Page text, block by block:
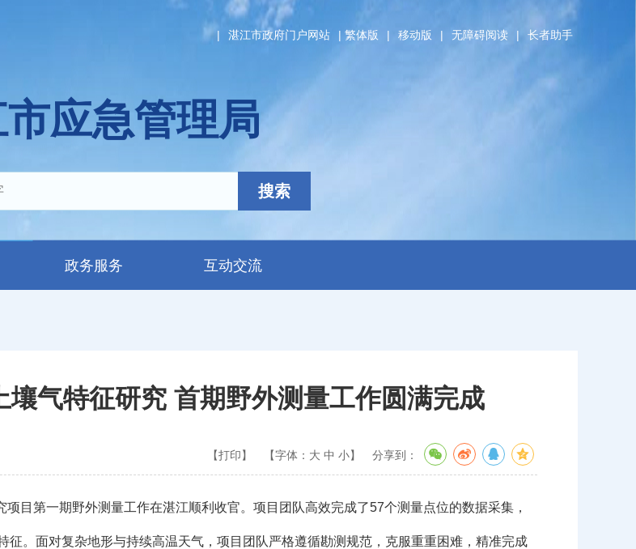
| 湛江市政府门户网站 | 繁体版 | 移动版 | 无障碍阅读 | 长者助手
应急管理局
搜索
政务服务 互动交流
气特征研究 首期野外测量工作圆满完成
【打印】 【字体： 大 中 小】 分享到：
第一期野外测量工作在湛江顺利收官。项目团队高效完成了57个测量点位的数据采集，
。面对复杂地形与持续高温天气，项目团队严格遵循勘测规范，克服重重困难，精准完成